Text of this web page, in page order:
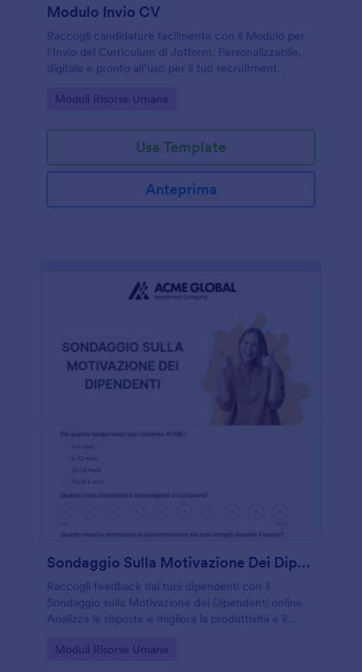
Modulo Invio CV
Raccogli candidature facilmente con il Modulo per
l’Invio del Curriculum di Jotform. Personalizzabile,
digitale e pronto all’uso per il tuo recruitment.
Go to Category:
Moduli Risorse Umane
Usa Template
Anteprima
Sondaggio Sulla Motivazione Dei Dipendenti
Raccogli feedback dai tuoi dipendenti con il
Sondaggio sulla Motivazione dei Dipendenti online.
Analizza le risposte e migliora la produttività e il
Go to Category:
Moduli Risorse Umane